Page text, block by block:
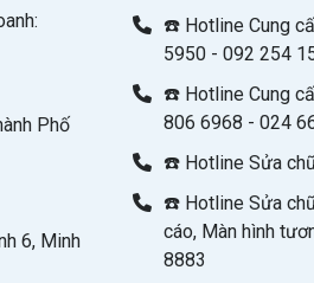
Phố
6, Minh
☎️ Hotline Cung
5950 - 092 254
☎️ Hotline Cung
806 6968 - 024
☎️ Hotline Sửa
☎️ Hotline Sửa
cáo, Màn hình
8883